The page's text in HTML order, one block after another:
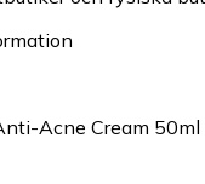
Acne Cream 50ml